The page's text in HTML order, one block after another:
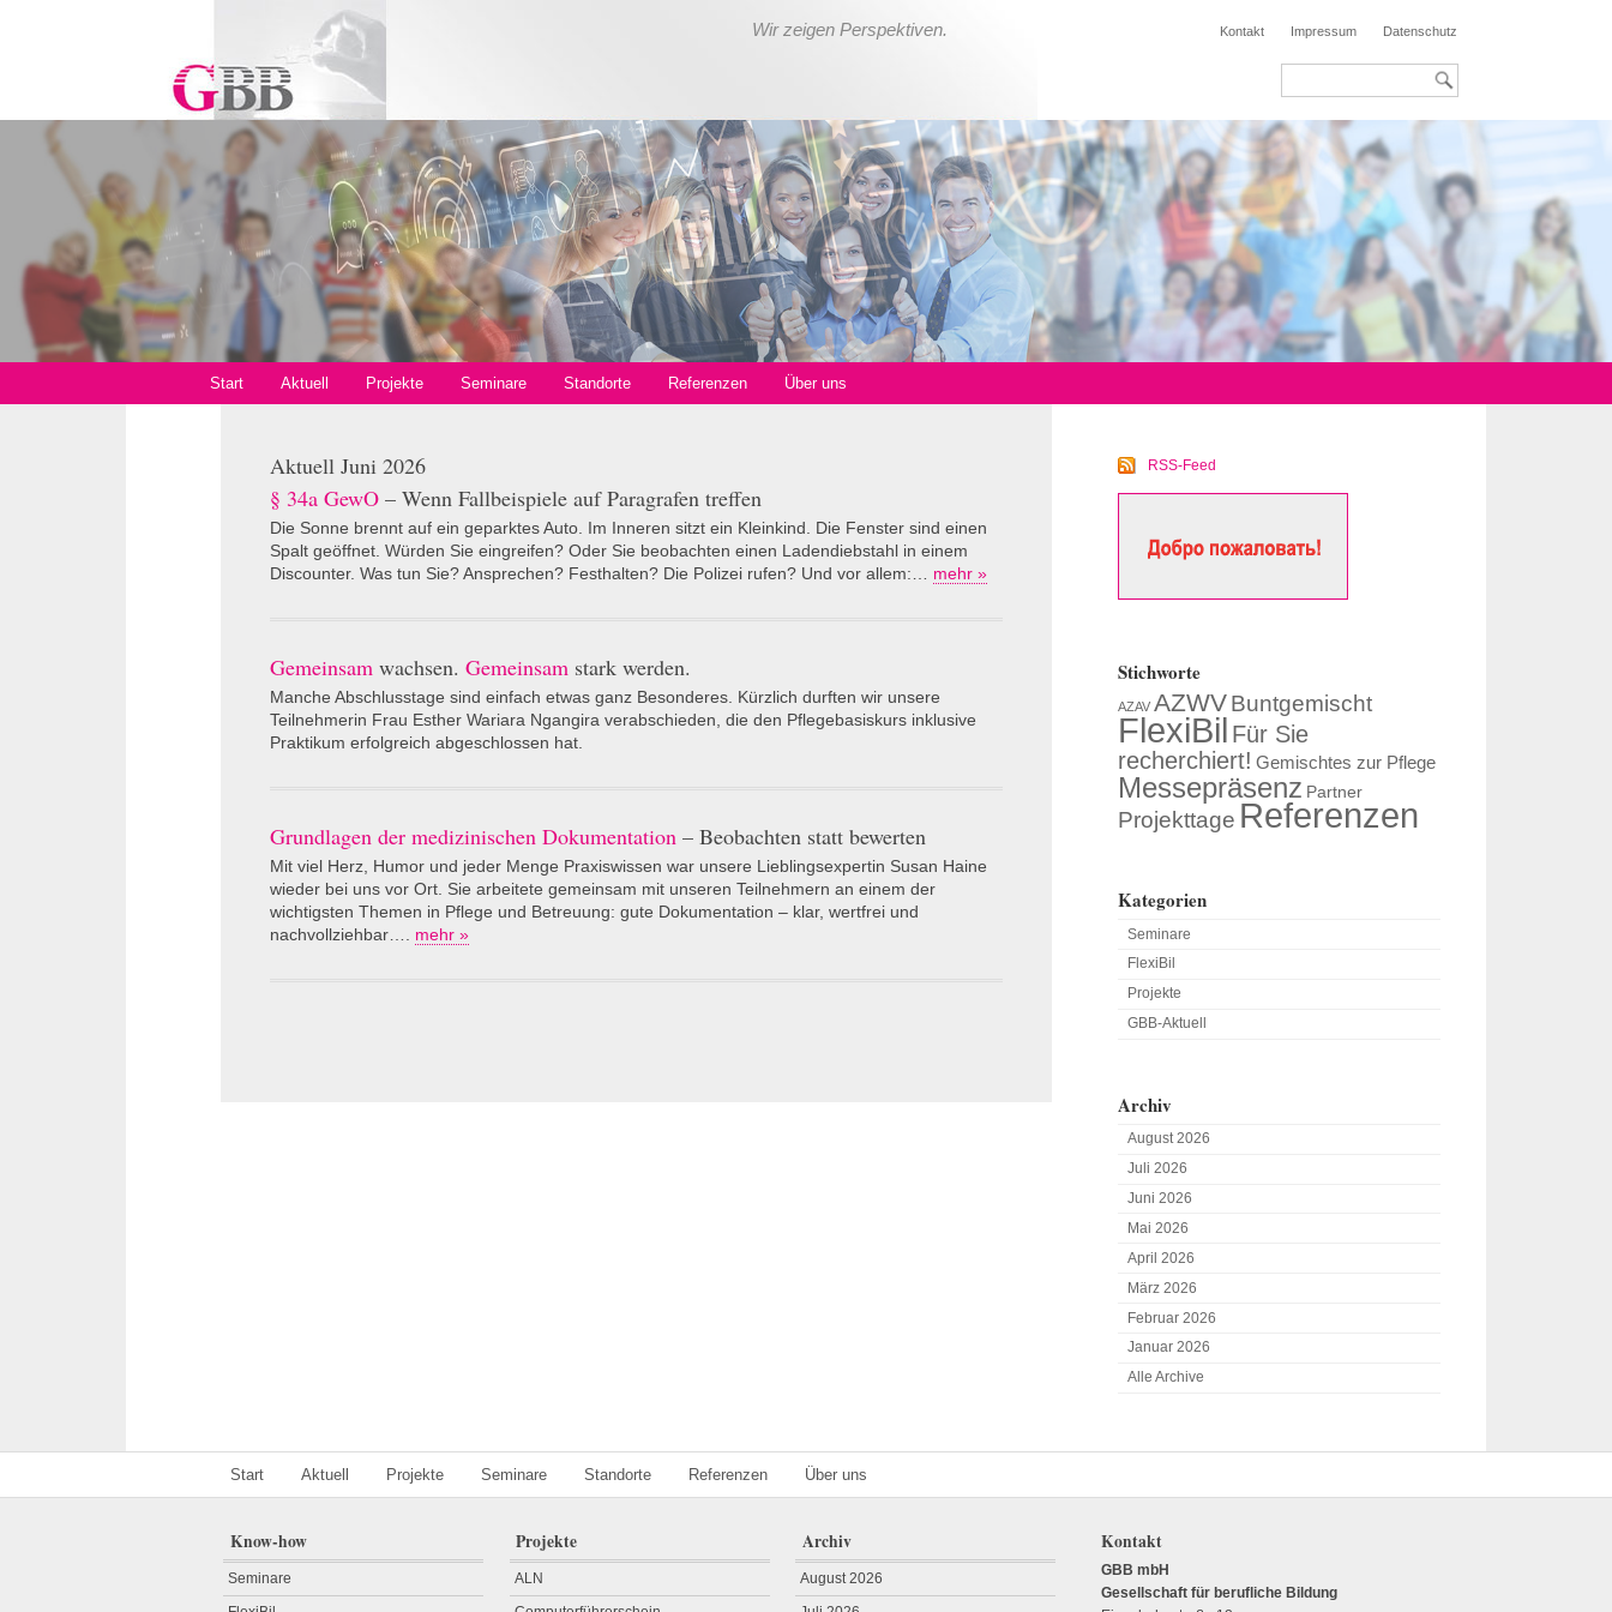
Wir zeigen Perspektiven. Kontakt Impressum Datenschutz
Start Aktuell Projekte Seminare Standorte Referenzen Über uns
Aktuell Juni 2026
§ 34a GewO – Wenn Fallbeispiele auf Paragrafen treffen
Die Sonne brennt auf ein geparktes Auto. Im Inneren sitzt ein Kleinkind. Die Fenster sind einen
Spalt geöffnet. Würden Sie eingreifen? Oder Sie beobachten einen Ladendiebstahl in einem
Discounter. Was tun Sie? Ansprechen? Festhalten? Die Polizei rufen? Und vor allem:… mehr »
Gemeinsam wachsen.Gemeinsam stark werden.
Manche Abschlusstage sind einfach etwas ganz Besonderes. Kürzlich durften wir unsere
Teilnehmerin Frau Esther Wariara Ngangira verabschieden, die den Pflegebasiskurs inklusive
Praktikum erfolgreich abgeschlossen hat.
Grundlagen der medizinischen Dokumentation – Beobachten statt bewerten
Mit viel Herz, Humor und jeder Menge Praxiswissen war unsere Lieblingsexpertin Susan Haine
wieder bei uns vor Ort. Sie arbeitete gemeinsam mit unseren Teilnehmern an einem der
wichtigsten Themen in Pflege und Betreuung: gute Dokumentation – klar, wertfrei und
nachvollziehbar…. mehr »
RSS-Feed
Stichworte
AZAV AZWVBuntgemischt
FlexiBil Für Sie
recherchiert! Gemischtes zur Pflege
Messepräsenz Partner
Projekttage Referenzen
Kategorien
Seminare
FlexiBil
Projekte
GBB-Aktuell
Archiv
August 2026
Juli 2026
Juni 2026
Mai 2026
April 2026
März 2026
Februar 2026
Januar 2026
Alle Archive
Start Aktuell Projekte Seminare Standorte Referenzen Über uns
Know-how
Seminare
Projekte
ALN
Archiv
August 2026
Kontakt
GBB mbH
Gesellschaft für berufliche Bildung